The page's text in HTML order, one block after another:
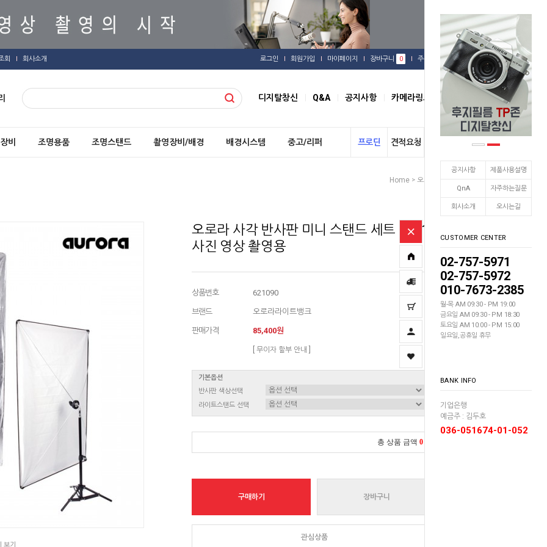
공지사항 제품사용설명
QnA 자주하는질문
회사소개 오시는길
CUSTOMER CENTER
02-757-5971
02-757-5972
010-7673-2385
월-목 AM 09:30 - PM 19:00
금요일 AM 09:30 - PM 18:30
토요일 AM 10:00 - PM 15:00
일요일,공휴일 휴무
BANK INFO
기업은행
예금주 : 김두호
036-051674-01-052
회 회사소개 로그인 회원가입 마이페이지 장바구니 0 주문배송 관심상품
디지탈창신 Q&A 공지사항 카메라링크
비 조명용품 조명스탠드 촬영장비/배경 배경시스템 중고/리퍼 프로딘 견적요청
Home > 오로라
보기
오로라 사각 반사판 미니 스탠드 세트 LP812
사진 영상 촬영용
상품번호 621090
브랜드 오로라라이트뱅크
판매가격 85,400원
[ 무이자 할부 안내 ]
기본옵션
반사판 색상선택
라이트스탠드 선택
총 상품 금액 0
구매하기 장바구니
관심상품